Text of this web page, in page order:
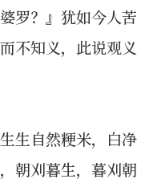
罗？』犹如今人苦
不知义，此说观义
生自然粳米，白净
朝刈暮生，暮刈朝